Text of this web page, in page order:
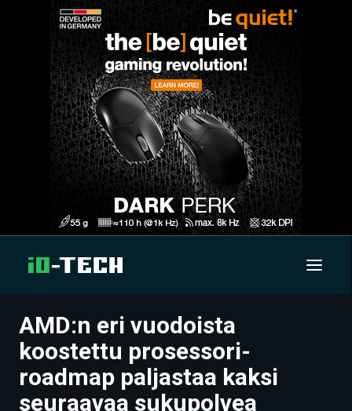
UUTISET
ARTIKKELIT
VIDEOT
AMD:n eri vuodoista
koostettu prosessori-
roadmap paljastaa kaksi
seuraavaa sukupolvea